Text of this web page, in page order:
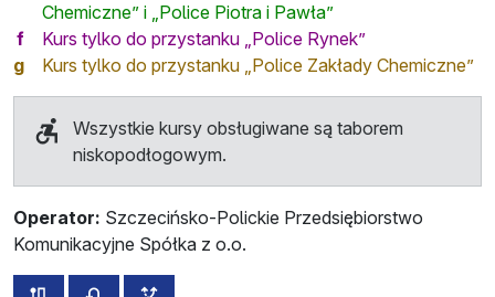
Chemiczne” i „Police Piotra i Pawła”
f
Kurs tylko do przystanku „Police Rynek”
g
Kurs tylko do przystanku „Police Zakłady Chemiczne”
Wszystkie kursy obsługiwane są taborem
niskopodłogowym.
Operator: Szczecińsko-Polickie Przedsiębiorstwo
Komunikacyjne Spółka z o.o.